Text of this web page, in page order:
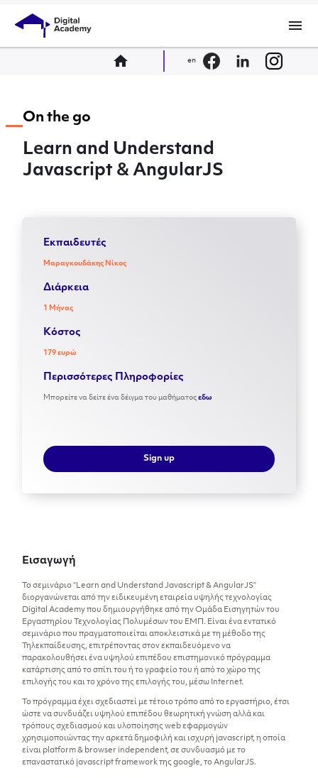
menu
home en
On the go
Learn and Understand
Javascript & AngularJS
Εκπαιδευτές
Μαραγκουδάκης Νίκος
Διάρκεια
1 Μήνας
Kόστος
179 ευρώ
Περισσότερες Πληροφορίες
Μπορείτε να δείτε ένα δέιγμα του μαθήματοςεδω
Sign up
Εισαγωγή
Το σεμινάριο “Learn and Understand Javascript & AngularJS”
διοργανώνεται από την ειδικευμένη εταιρεία υψηλής τεχνολογίας
Digital Academy που δημιουργήθηκε από την Ομάδα Εισηγητών του
Εργαστηρίου Τεχνολογίας Πολυμέσων του ΕΜΠ. Είναι ένα εντατικό
σεμινάριο που πραγματοποιείται αποκλειστικά με τη μέθοδο της
Τηλεκπαίδευσης, επιτρέποντας στον εκπαιδευόμενο να
παρακολουθήσει ένα υψηλού επιπέδου επιστημονικό πρόγραμμα
κατάρτισης από το σπίτι του ή το γραφείο του ή από το χώρο της
επιλογής του και το χρόνο της επιλογής του, μέσω Internet.
Το πρόγραμμα έχει σχεδιαστεί με τέτοιο τρόπο από το εργαστήριο, έτσι
ώστε να συνδυάζει υψηλού επιπέδου θεωρητική γνώση αλλά και
τρόπους σχεδιασμού και υλοποίησης web εφαρμογών
χρησιμοποιώντας την αρκετά δημοφιλή και ισχυρή javascript, η οποία
είναι platform & browser independent, σε συνδυασμό με το
επαναστατικό javascript framework της google, το AngularJS.